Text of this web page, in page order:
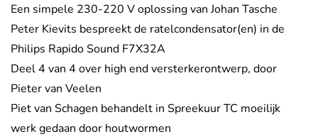
Een simpele 230-220 V oplossing van Johan Tasche
Peter Kievits bespreekt de ratelcondensator(en) in de
Philips Rapido Sound F7X32A
Deel 4 van 4 over high end versterkerontwerp, door
Pieter van Veelen
Piet van Schagen behandelt in Spreekuur TC moeilijk
werk gedaan door houtwormen